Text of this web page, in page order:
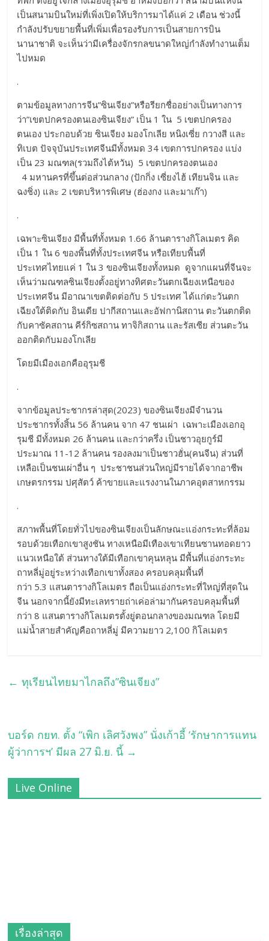
เป็นสนามบินใหม่ที่เพิ่งเปิดให้บริการมาได้แค่ 2 เดือน ช่วงนี้
กำลังปรับขยายพื้นที่เพิ่มเพื่อรองรับการเป็นสายการบิน
นานาชาติ จะเห็นว่ามีเครื่องจักรกลขนาดใหญ่กำลังทำงานเต็ม
ไปหมด
.
ตามข้อมูลทางการจีน”ซินเจียง”หรือรียกชื่ออย่างเป็นทางการ
ว่า”เขตปกครองตนเองซินเจียง” เป็น 1 ใน 5 เขตปกครอง
ตนเอง ประกอบด้วย ซินเจียง มองโกเลีย หนิงเซี่ย กวางสี และ
ทิเบต ปัจจุบันประเทศจีนมีทั้งหมด 34 เขตการปกครอง แบ่ง
เป็น 23 มณฑล(รวมถึงไต้หวัน) 5 เขตปกครองตนเอง
4 มหานครที่ขึ้นต่อส่วนกลาง (ปักกิ่ง เซี่ยงไฮ้ เทียนจิน และ
ฉงชิ่ง) และ 2 เขตบริหารพิเศษ (ฮ่องกง และมาเก๊า)
.
เฉพาะซินเจียง มีพื้นที่ทั้งหมด 1.66 ล้านตารางกิโลเมตร คิด
เป็น 1 ใน 6 ของพื้นที่ทั้งประเทศจีน หรือเทียบพื้นที่
ประเทศไทยแค่ 1 ใน 3 ของซินเจียงทั้งหมด ดูจากแผนที่จีนจะ
เห็นว่ามณฑลซินเจียงตั้งอยู่ทางทิศตะวันตกเฉียงเหนือของ
ประเทศจีน มีอาณาเขตติดต่อกับ 5 ประเทศ ได้แก่ตะวันตก
เฉียงใต้ติดกับ อินเดีย ปากีสถานและอัฟกานิสถาน ตะวันตกติด
กับคาซัคสถาน คีร์กิซสถาน ทาจิกิสถาน และรัสเซีย ส่วนตะวัน
ออกติดกับมองโกเลีย
โดยมีเมืองเอกคืออุรุมชี
.
จากข้อมูลประชากรล่าสุด(2023) ของซินเจียงมีจำนวน
ประชากรทั้งสิ้น 56 ล้านคน จาก 47 ชนเผ่า เฉพาะเมืองเอกอุ
รุมชี มีทั้งหมด 26 ล้านคน และกว่าครึ่ง เป็นชาวอุยกูร์มี
ประมาณ 11-12 ล้านคน รองลงมาเป็นชาวฮั่น(คนจีน) ส่วนที่
เหลือเป็นชนเผ่าอื่น ๆ ประชาชนส่วนใหญ่มีรายได้จากอาชีพ
เกษตรกรรม ปศุสัตว์ ค้าขายและแรงงานในภาคอุตสาหกรรม
.
สภาพพื้นที่โดยทั่วไปของซินเจียงเป็นลักษณะแอ่งกระทะที่ล้อม
รอบด้วยเทือกเขาสูงชัน ทางเหนือมีเทืองเขาเทียนซานทอดยาว
แนวเหนือใต้ ส่วนทางใต้มีเทือกเขาคุนหลุน มีพื้นที่แอ่งกระทะ
ถาหลี่มู่อยู่ระหว่างเทือกเขาทั้งสอง ครอบคลุมพื้นที่
กว่า 5.3 แสนตารางกิโลเมตร ถือเป็นแอ่งกระทะที่ใหญ่ที่สุดใน
จีน นอกจากนี้ยังมีทะเลทรายถ่าเค่อล่ามากันครอบคลุมพื้นที่
กว่า 8 แสนตารางกิโลเมตรตั้งยู่ตอนกลางของมณฑล โดยมี
แม่น้ำสายสำคัญคือถาหลี่มู่ มีความยาว 2,100 กิโลเมตร
← ทุเรียนไทยมาไกลถึง”ซินเจียง”
บอร์ด กยท. ตั้ง “เพิก เลิศวังพง” นั่งเก้าอี้ ‘รักษาการแทน
ผู้ว่าการฯ’ มีผล 27 มิ.ย. นี้ →
Live Online
เรื่องล่าสุด